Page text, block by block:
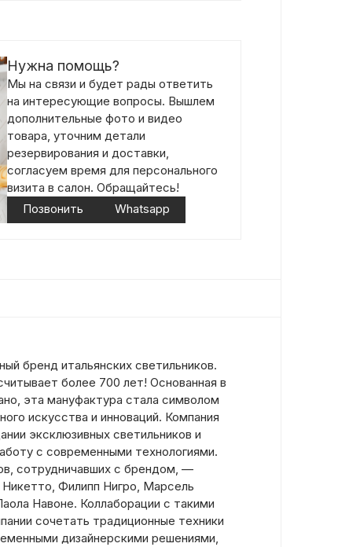
Нужна помощь?
Мы на связи и будет рады ответить
на интересующие вопросы. Вышлем
дополнительные фото и видео
товара, уточним детали
резервирования и доставки,
согласуем время для персонального
визита в салон. Обращайтесь!
Позвонить
Whatsapp
бренд итальянских светильников.
более 700 лет! Основанная в
эта мануфактура стала символом
искусства и инноваций. Компания
эксклюзивных светильников и
с современными технологиями.
сотрудничавших с брендом, —
Филипп Нигро, Марсель
Навоне. Коллаборации с такими
сочетать традиционные техники
дизайнерскими решениями,